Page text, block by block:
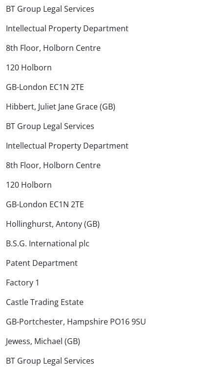
BT Group Legal Services
Intellectual Property Department
8th Floor, Holborn Centre
120 Holborn
GB-London EC1N 2TE
Hibbert, Juliet Jane Grace (GB)
BT Group Legal Services
Intellectual Property Department
8th Floor, Holborn Centre
120 Holborn
GB-London EC1N 2TE
Hollinghurst, Antony (GB)
B.S.G. International plc
Patent Department
Factory 1
Castle Trading Estate
GB-Portchester, Hampshire PO16 9SU
Jewess, Michael (GB)
BT Group Legal Services